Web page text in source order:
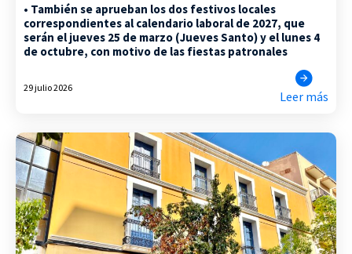
• También se aprueban los dos festivos locales
correspondientes al calendario laboral de 2027, que
serán el jueves 25 de marzo (Jueves Santo) y el lunes 4
de octubre, con motivo de las fiestas patronales
29 julio 2026
Leer más